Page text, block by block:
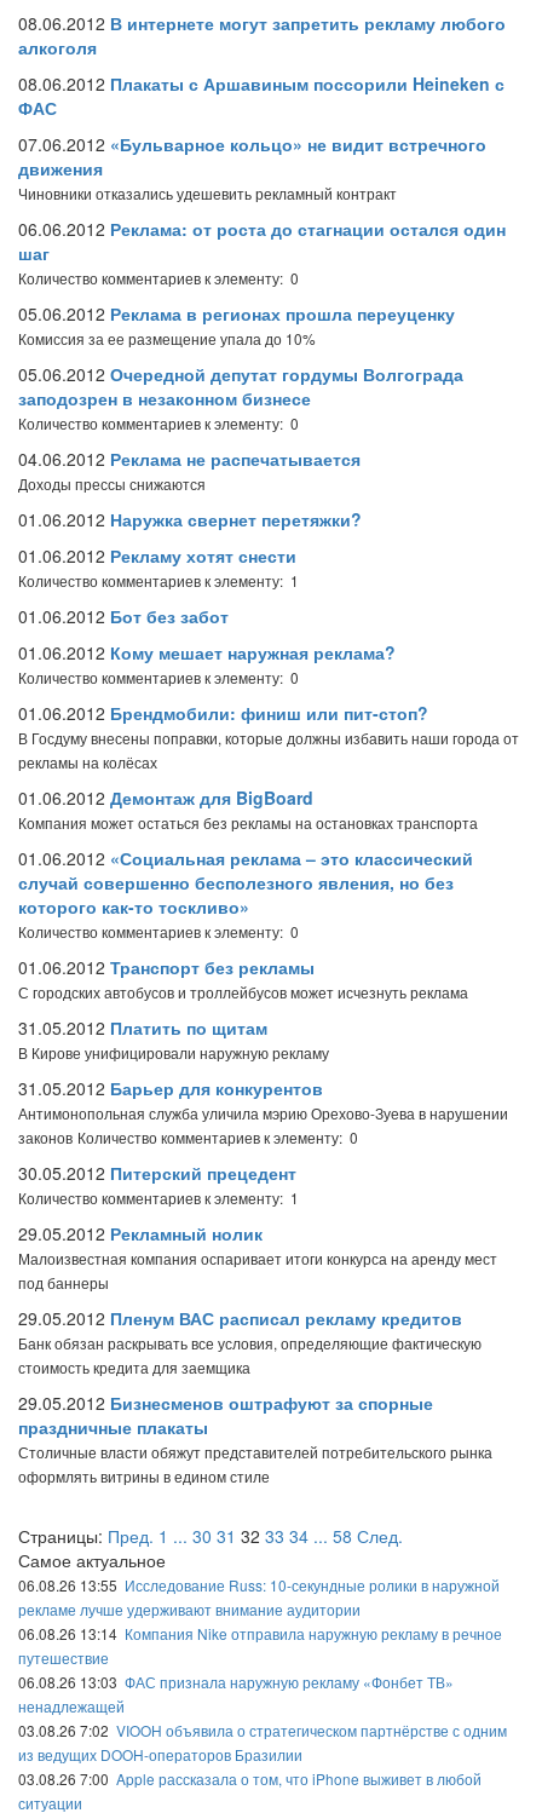
08.06.2012 В интернете могут запретить рекламу любого
алкоголя
08.06.2012 Плакаты с Аршавиным поссорили Heineken с
ФАС
07.06.2012 «Бульварное кольцо» не видит встречного
движения
Чиновники отказались удешевить рекламный контракт
06.06.2012 Реклама: от роста до стагнации остался один
шаг
Количество комментариев к элементу: 0
05.06.2012 Реклама в регионах прошла переуценку
Комиссия за ее размещение упала до 10%
05.06.2012 Очередной депутат гордумы Волгограда
заподозрен в незаконном бизнесе
Количество комментариев к элементу: 0
04.06.2012 Реклама не распечатывается
Доходы прессы снижаются
01.06.2012 Наружка свернет перетяжки?
01.06.2012 Рекламу хотят снести
Количество комментариев к элементу: 1
01.06.2012 Бот без забот
01.06.2012 Кому мешает наружная реклама?
Количество комментариев к элементу: 0
01.06.2012 Брендмобили: финиш или пит-стоп?
В Госдуму внесены поправки, которые должны избавить наши города от
рекламы на колёсах
01.06.2012 Демонтаж для BigBoard
Компания может остаться без рекламы на остановках транспорта
01.06.2012 «Социальная реклама – это классический
случай совершенно бесполезного явления, но без
которого как-то тоскливо»
Количество комментариев к элементу: 0
01.06.2012 Транспорт без рекламы
С городских автобусов и троллейбусов может исчезнуть реклама
31.05.2012 Платить по щитам
В Кирове унифицировали наружную рекламу
31.05.2012 Барьер для конкурентов
Антимонопольная служба уличила мэрию Орехово-Зуева в нарушении
законов Количество комментариев к элементу: 0
30.05.2012 Питерский прецедент
Количество комментариев к элементу: 1
29.05.2012 Рекламный нолик
Малоизвестная компания оспаривает итоги конкурса на аренду мест
под баннеры
29.05.2012 Пленум ВАС расписал рекламу кредитов
Банк обязан раскрывать все условия, определяющие фактическую
стоимость кредита для заемщика
29.05.2012 Бизнесменов оштрафуют за спорные
праздничные плакаты
Столичные власти обяжут представителей потребительского рынка
оформлять витрины в едином стиле
Страницы: Пред. 1 ... 30 31 32 33 34 ... 58 След.
Самое актуальное
06.08.26 13:55 Исследование Russ: 10-секундные ролики в наружной
рекламе лучше удерживают внимание аудитории
06.08.26 13:14 Компания Nike отправила наружную рекламу в речное
путешествие
06.08.26 13:03 ФАС признала наружную рекламу «Фонбет ТВ»
ненадлежащей
03.08.26 7:02 VIOOH объявила о стратегическом партнёрстве с одним
из ведущих DOOH-операторов Бразилии
03.08.26 7:00 Apple рассказала о том, что iPhone выживет в любой
ситуации